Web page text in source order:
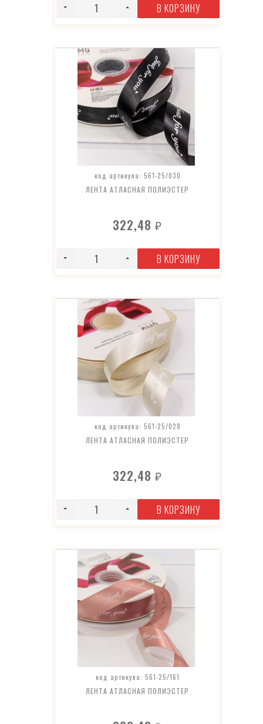
В КОРЗИНУ
код артикула: 561-25/030
ЛЕНТА АТЛАСНАЯ ПОЛИЭСТЕР
322,48₽
В КОРЗИНУ
код артикула: 561-25/028
ЛЕНТА АТЛАСНАЯ ПОЛИЭСТЕР
322,48₽
В КОРЗИНУ
код артикула: 561-25/161
ЛЕНТА АТЛАСНАЯ ПОЛИЭСТЕР